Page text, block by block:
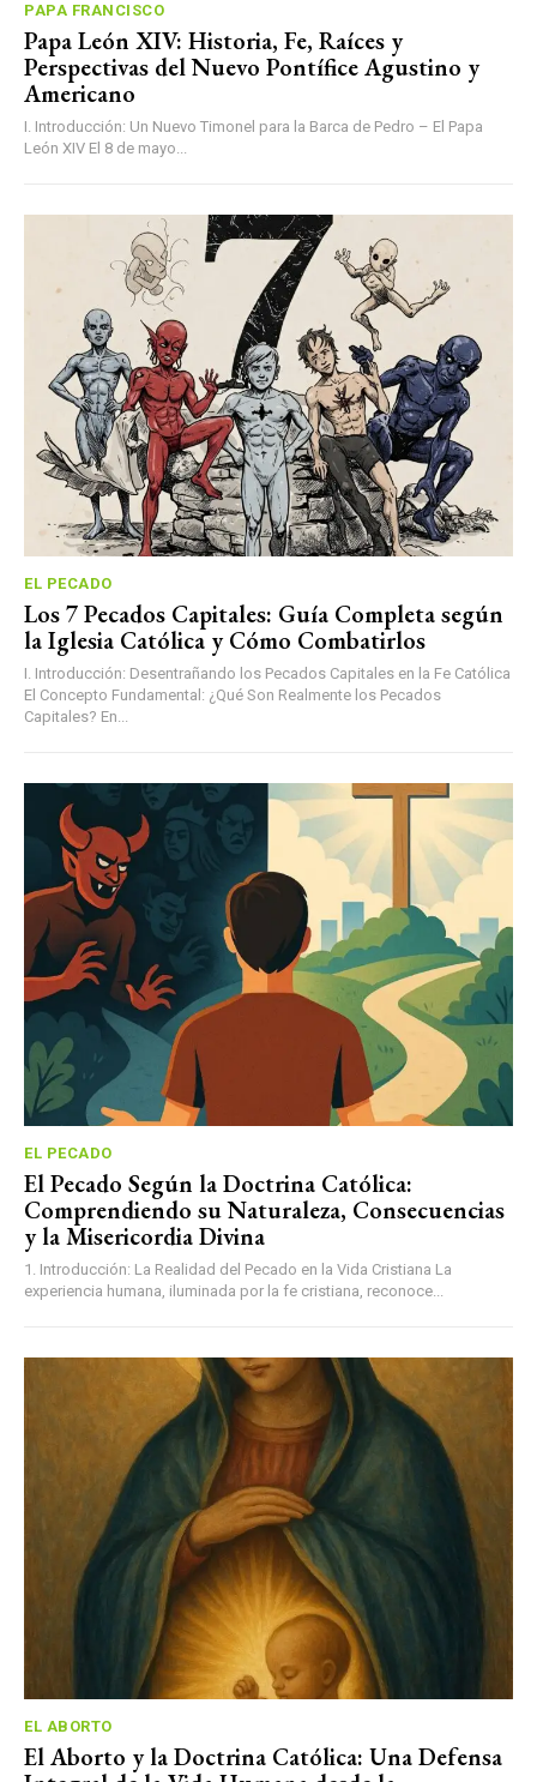
PAPA FRANCISCO
Papa León XIV: Historia, Fe, Raíces y
Perspectivas del Nuevo Pontífice Agustino y
Americano
I. Introducción: Un Nuevo Timonel para la Barca de Pedro – El Papa
León XIV El 8 de mayo...
EL PECADO
Los 7 Pecados Capitales: Guía Completa según
la Iglesia Católica y Cómo Combatirlos
I. Introducción: Desentrañando los Pecados Capitales en la Fe Católica
El Concepto Fundamental: ¿Qué Son Realmente los Pecados
Capitales? En...
EL PECADO
El Pecado Según la Doctrina Católica:
Comprendiendo su Naturaleza, Consecuencias
y la Misericordia Divina
1. Introducción: La Realidad del Pecado en la Vida Cristiana La
experiencia humana, iluminada por la fe cristiana, reconoce...
EL ABORTO
El Aborto y la Doctrina Católica: Una Defensa